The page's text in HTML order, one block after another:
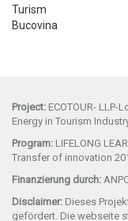
Project: ECOTOUR- LLP-
Energy in Tourism
Program: LIFELONG
Transfer of innovation
Finanzierung durch:
Disclaimer: Dieses
gefördert. Die webseite